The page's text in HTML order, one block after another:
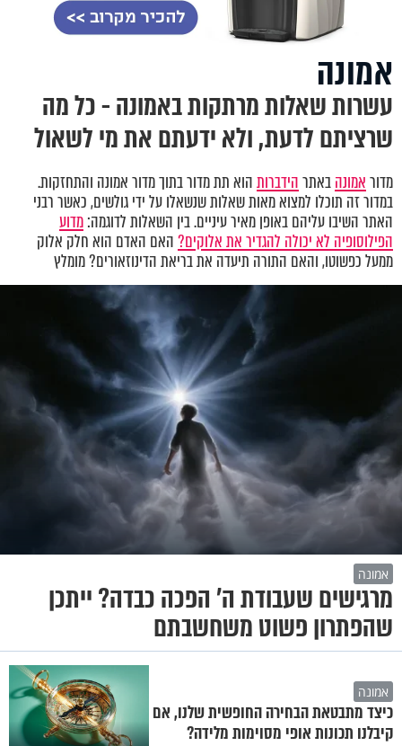
אמונה
עשרות שאלות מרתקות באמונה - כל מה
שרציתם לדעת, ולא ידעתם את מי לשאול
מדוראמונהבאתרהידברותהוא תת מדור בתוך מדור אמונה והתחזקות.
במדור זה תוכלו למצוא מאות שאלות שנשאלו על ידי גולשים, כאשר רבני
האתר השיבו עליהם באופן מאיר עיניים. בין השאלות לדוגמה:מדוע
הפילוסופיה לא יכולה להגדיר את אלוקים?האם האדם הוא חלק אלוק
ממעל כפשוטו, והאם התורה תיעדה את בריאת הדינוזאורים? מומלץ
אמונה
מרגישים שעבודת ה' הפכה כבדה? ייתכן
שהפתרון פשוט משחשבתם
אמונה
כיצד מתבטאת הבחירה החופשית שלנו, אם
קיבלנו תכונות אופי מסוימות מלידה?